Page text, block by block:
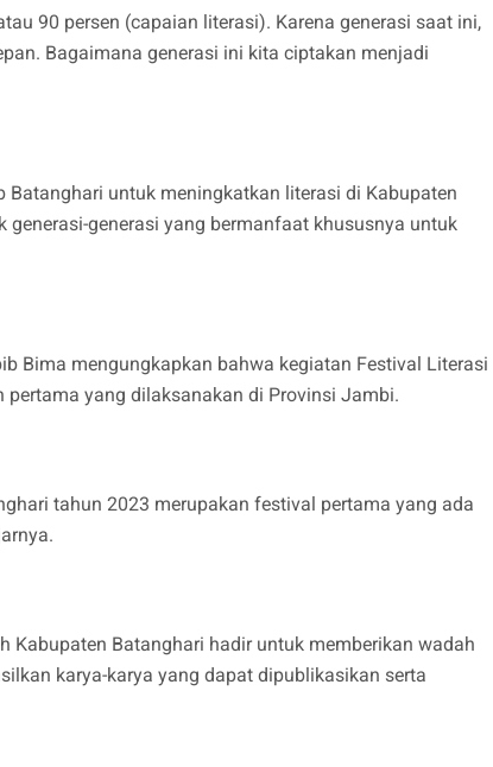
90 persen (capaian literasi). Karena generasi saat ini,
Bagaimana generasi ini kita ciptakan menjadi
untuk meningkatkan literasi di Kabupaten
generasi yang bermanfaat khususnya untuk
Bima mengungkapkan bahwa kegiatan Festival Literasi
yang dilaksanakan di Provinsi Jambi.
tahun 2023 merupakan festival pertama yang ada
Kabupaten Batanghari hadir untuk memberikan wadah
karya-karya yang dapat dipublikasikan serta